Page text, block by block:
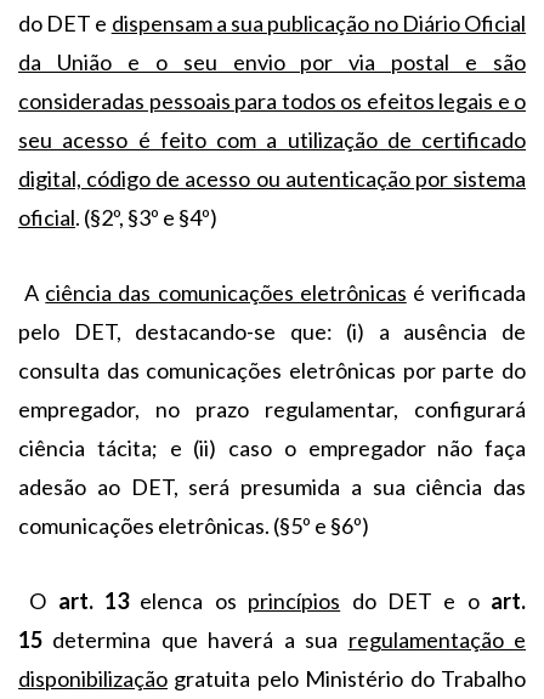
do DET e dispensam a sua publicação no Diário Oficial
da União e o seu envio por via postal e são
consideradas pessoais para todos os efeitos legais e o
seu acesso é feito com a utilização de certificado
digital, código de acesso ou autenticação por sistema
oficial. (§2º, §3º e §4º)
A ciência das comunicações eletrônicas é verificada
pelo DET, destacando-se que: (i) a ausência de
consulta das comunicações eletrônicas por parte do
empregador, no prazo regulamentar, configurará
ciência tácita; e (ii) caso o empregador não faça
adesão ao DET, será presumida a sua ciência das
comunicações eletrônicas. (§5º e §6º)
O art. 13elenca os princípios do DET e o art.
15 determina que haverá a sua regulamentação e
disponibilização gratuita pelo Ministério do Trabalho